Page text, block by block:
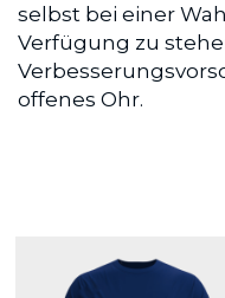
selbst bei einer
Verfügung zu
offenes Ohr.